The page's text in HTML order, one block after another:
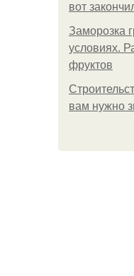
вот
Заморозка
условиях.
фруктов
вам нужно